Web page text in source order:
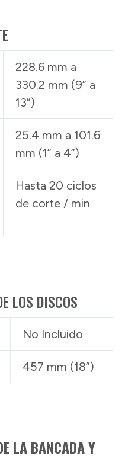
228.6 mm a
330.2 mm (9” a
13”)
25.4 mm a 101.6
mm (1” a 4”)
Hasta 20 ciclos
de corte / min
LOS DISCOS
No Incluido
457 mm (18”)
LA BANCADA Y